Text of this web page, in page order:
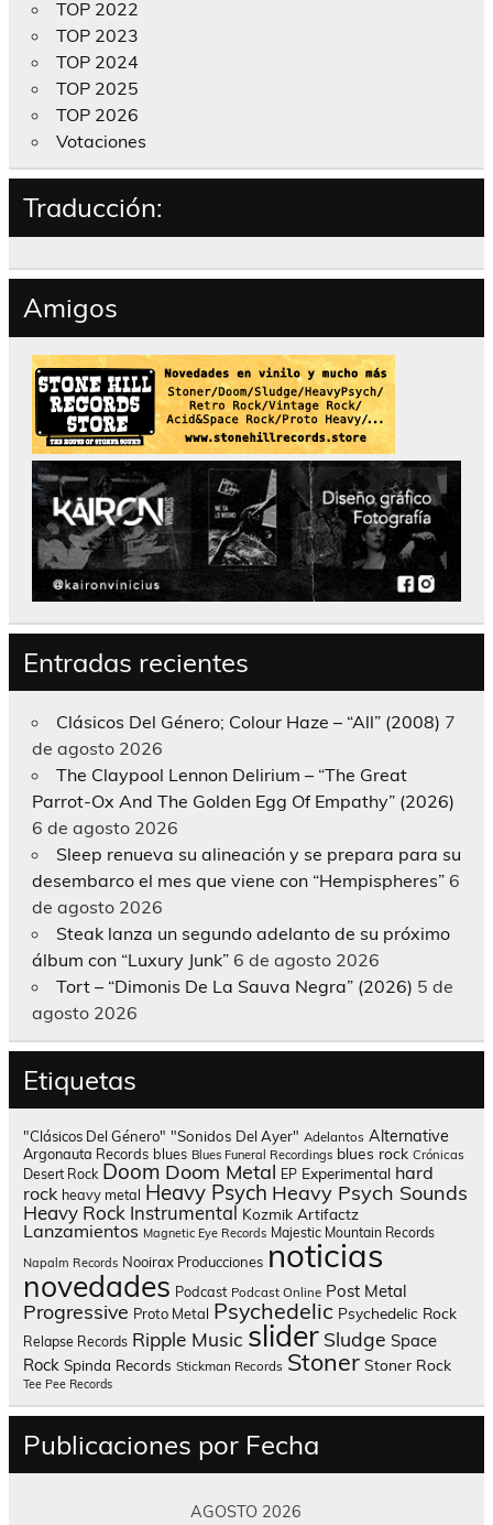
TOP 2022
TOP 2023
TOP 2024
TOP 2025
TOP 2026
Votaciones
Traducción:
Amigos
Entradas recientes
Clásicos Del Género; Colour Haze – “All” (2008) 7
de agosto 2026
The Claypool Lennon Delirium – “The Great
Parrot-Ox And The Golden Egg Of Empathy” (2026)
6 de agosto 2026
Sleep renueva su alineación y se prepara para su
desembarco el mes que viene con “Hempispheres” 6
de agosto 2026
Steak lanza un segundo adelanto de su próximo
álbum con “Luxury Junk” 6 de agosto 2026
Tort – “Dimonis De La Sauva Negra” (2026) 5 de
agosto 2026
Etiquetas
"Clásicos Del Género" "Sonidos Del Ayer" Adelantos Alternative
Argonauta Records blues Blues Funeral Recordings blues rock Crónicas
Desert Rock Doom Doom Metal EP Experimental hard
rock heavy metal Heavy Psych Heavy Psych Sounds
Heavy Rock Instrumental Kozmik Artifactz
Lanzamientos Magnetic Eye Records Majestic Mountain Records
Napalm Records Nooirax Producciones noticias
novedades Podcast Podcast Online Post Metal
Progressive Proto Metal Psychedelic Psychedelic Rock
Relapse Records Ripple Music slider Sludge Space
Rock Spinda Records Stickman Records Stoner Stoner Rock
Tee Pee Records
Publicaciones por Fecha
AGOSTO 2026